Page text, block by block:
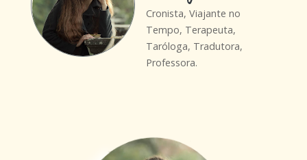
Cronista, Viajante no
Tempo, Terapeuta,
Taróloga, Tradutora,
Professora.